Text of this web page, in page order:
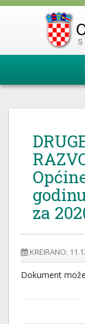
za
KREIRANO:
Dokument